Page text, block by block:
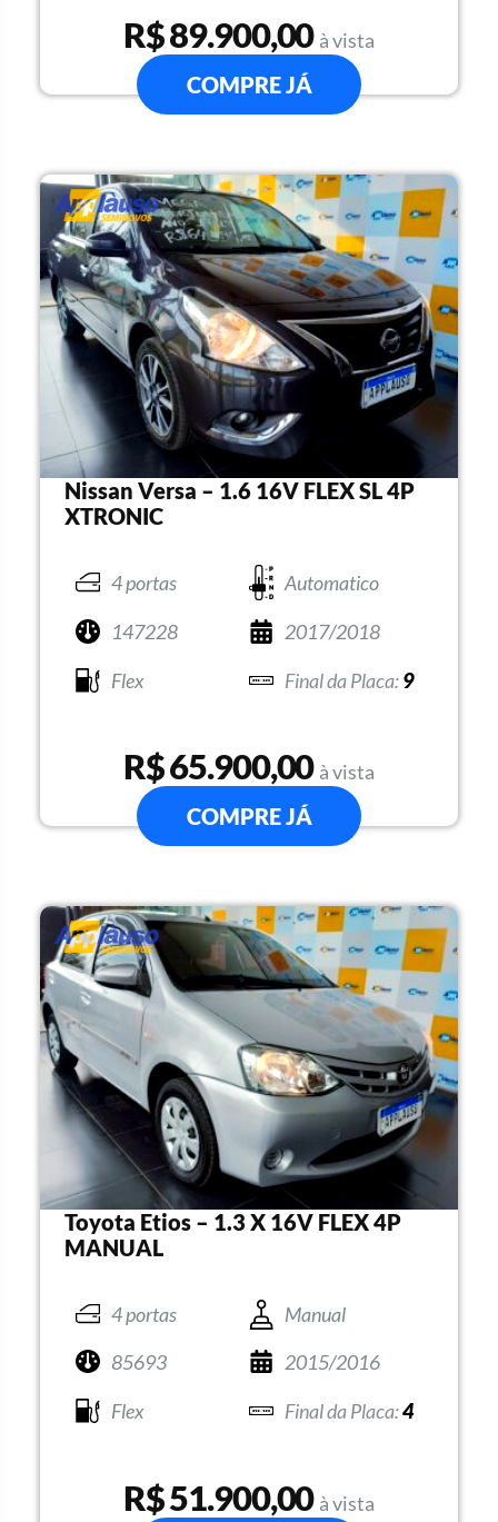
R$ 89.900,00 à vista
COMPRE JÁ
Nissan Versa – 1.6 16V FLEX SL 4P
XTRONIC
4 portas
Automatico
147228
2017/2018
Flex
9
R$ 65.900,00 à vista
COMPRE JÁ
Toyota Etios – 1.3 X 16V FLEX 4P
MANUAL
4 portas
Manual
85693
2015/2016
Flex
4
R$ 51.900,00 à vista